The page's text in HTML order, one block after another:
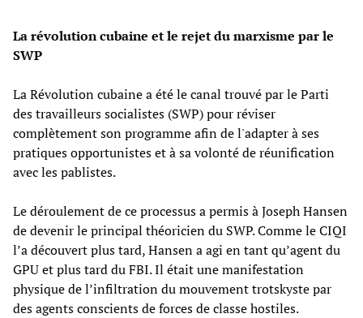
La révolution cubaine et le rejet du marxisme par le
SWP
La Révolution cubaine a été le canal trouvé par le Parti
des travailleurs socialistes (SWP) pour réviser
complètement son programme afin de l'adapter à ses
pratiques opportunistes et à sa volonté de réunification
avec les pablistes.
Le déroulement de ce processus a permis à Joseph Hansen
de devenir le principal théoricien du SWP. Comme le CIQI
l’a découvert plus tard, Hansen a agi en tant qu’agent du
GPU et plus tard du FBI. Il était une manifestation
physique de l’infiltration du mouvement trotskyste par
des agents conscients de forces de classe hostiles.